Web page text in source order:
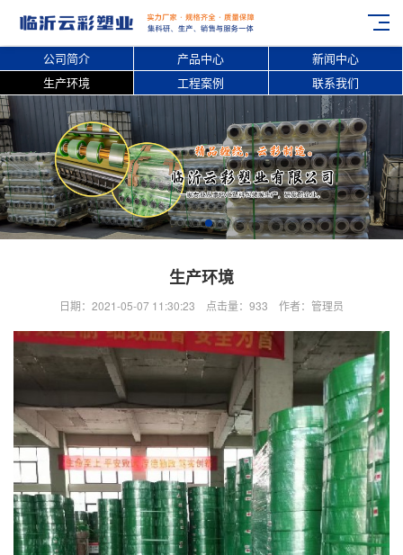
公司简介 产品中心
新闻中心
生产环境
工程案例 联系我们
生产环境
日期：2021-05-07 11:30:23 点击量：933 作者：管理员